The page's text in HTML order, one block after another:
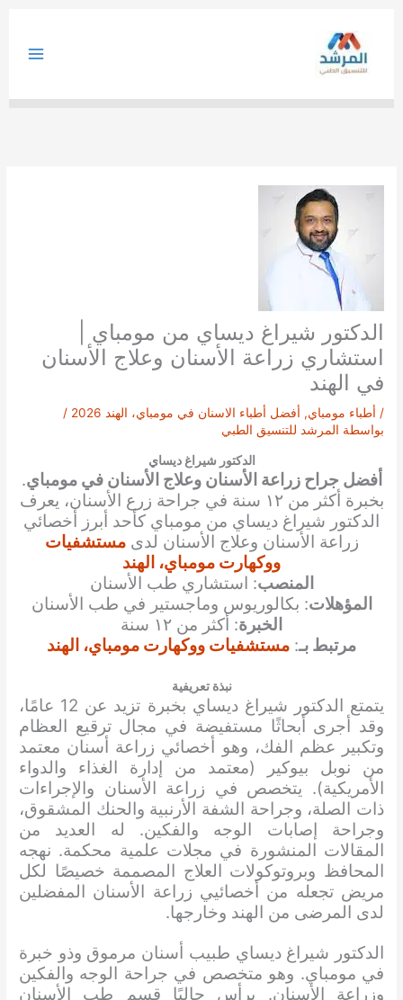
الدكتور شيراغ ديساي من مومباي |
استشاري زراعة الأسنان وعلاج الأسنان
في الهند
/ أطباء مومباي, أفضل أطباء الاسنان في مومباي، الهند 2026
/
بواسطة المرشد للتنسيق الطبي
الدكتور شيراغ ديساي
أفضل جراح زراعة الأسنان وعلاج الأسنان في مومباي.
بخبرة أكثر من ١٢ سنة في جراحة زرع الأسنان، يعرف
الدكتور شيراغ ديساي من مومباي كأحد أبرز أخصائي
زراعة الأسنان وعلاج الأسنان لدى مستشفيات
ووكهارت مومباي، الهند
المنصب: استشاري طب الأسنان
المؤهلات: بكالوريوس وماجستير في طب الأسنان
الخبرة: أكثر من ١٢ سنة
مرتبط بـ: مستشفيات ووكهارت مومباي، الهند
نبذة تعريفية
يتمتع الدكتور شيراغ ديساي بخبرة تزيد عن 12 عامًا،
وقد أجرى أبحاثًا مستفيضة في مجال ترقيع العظام
وتكبير عظم الفك، وهو أخصائي زراعة أسنان معتمد
من نوبل بيوكير (معتمد من إدارة الغذاء والدواء
الأمريكية). يتخصص في زراعة الأسنان والإجراءات
ذات الصلة، وجراحة الشفة الأرنبية والحنك المشقوق،
وجراحة إصابات الوجه والفكين. له العديد من
المقالات المنشورة في مجلات علمية محكمة. نهجه
المحافظ وبروتوكولات العلاج المصممة خصيصًا لكل
مريض تجعله من أخصائيي زراعة الأسنان المفضلين
لدى المرضى من الهند وخارجها.
الدكتور شيراغ ديساي طبيب أسنان مرموق وذو خبرة
في مومباي. وهو متخصص في جراحة الوجه والفكين
وزراعة الأسنان. يرأس حاليًا قسم طب الأسنان